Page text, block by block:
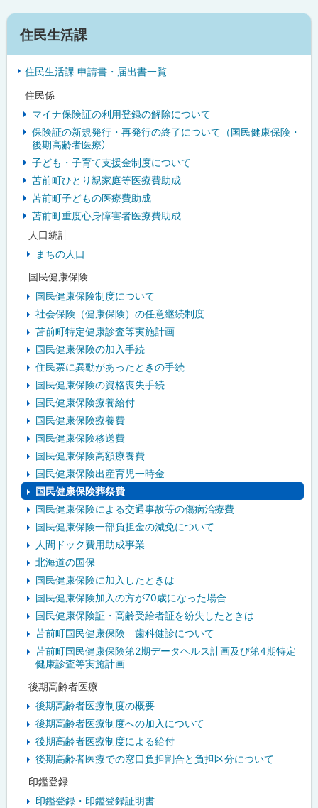
サ
イ
ド
住民生活課
住民生活課 申請書・届出書一覧
住民係
マイナ保険証の利用登録の解除について
保険証の新規発行・再発行の終了について（国民健康保険・
後期高齢者医療）
子ども・子育て支援金制度について
苫前町ひとり親家庭等医療費助成
苫前町子どもの医療費助成
苫前町重度心身障害者医療費助成
人口統計
まちの人口
国民健康保険
国民健康保険制度について
社会保険（健康保険）の任意継続制度
苫前町特定健康診査等実施計画
国民健康保険の加入手続
住民票に異動があったときの手続
国民健康保険の資格喪失手続
国民健康保険療養給付
国民健康保険療養費
国民健康保険移送費
国民健康保険高額療養費
国民健康保険出産育児一時金
国民健康保険葬祭費
国民健康保険による交通事故等の傷病治療費
国民健康保険一部負担金の減免について
人間ドック費用助成事業
北海道の国保
国民健康保険に加入したときは
国民健康保険加入の方が70歳になった場合
国民健康保険証・高齢受給者証を紛失したときは
苫前町国民健康保険 歯科健診について
苫前町国民健康保険第2期データヘルス計画及び第4期特定
健康診査等実施計画
後期高齢者医療
後期高齢者医療制度の概要
後期高齢者医療制度への加入について
後期高齢者医療制度による給付
後期高齢者医療での窓口負担割合と負担区分について
印鑑登録
印鑑登録・印鑑登録証明書